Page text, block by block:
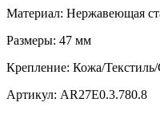
Материал: Нержавеющая
Размеры: 47 мм
Крепление: Кожа/
Артикул: AR27E0.3.780.8